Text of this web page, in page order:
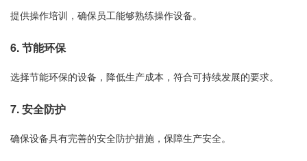
提供操作培训，确保员工能够熟练操作设备。
6. 节能环保
选择节能环保的设备，降低生产成本，符合可持续发展的要求。
7. 安全防护
确保设备具有完善的安全防护措施，保障生产安全。